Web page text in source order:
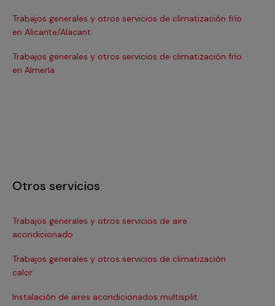
Trabajos generales y otros servicios de climatización frío
en Alicante/Alacant
Trabajos generales y otros servicios de climatización frío
en Almería
Otros servicios
Trabajos generales y otros servicios de aire
acondicionado
Trabajos generales y otros servicios de climatización
calor
Instalación de aires acondicionados multisplit